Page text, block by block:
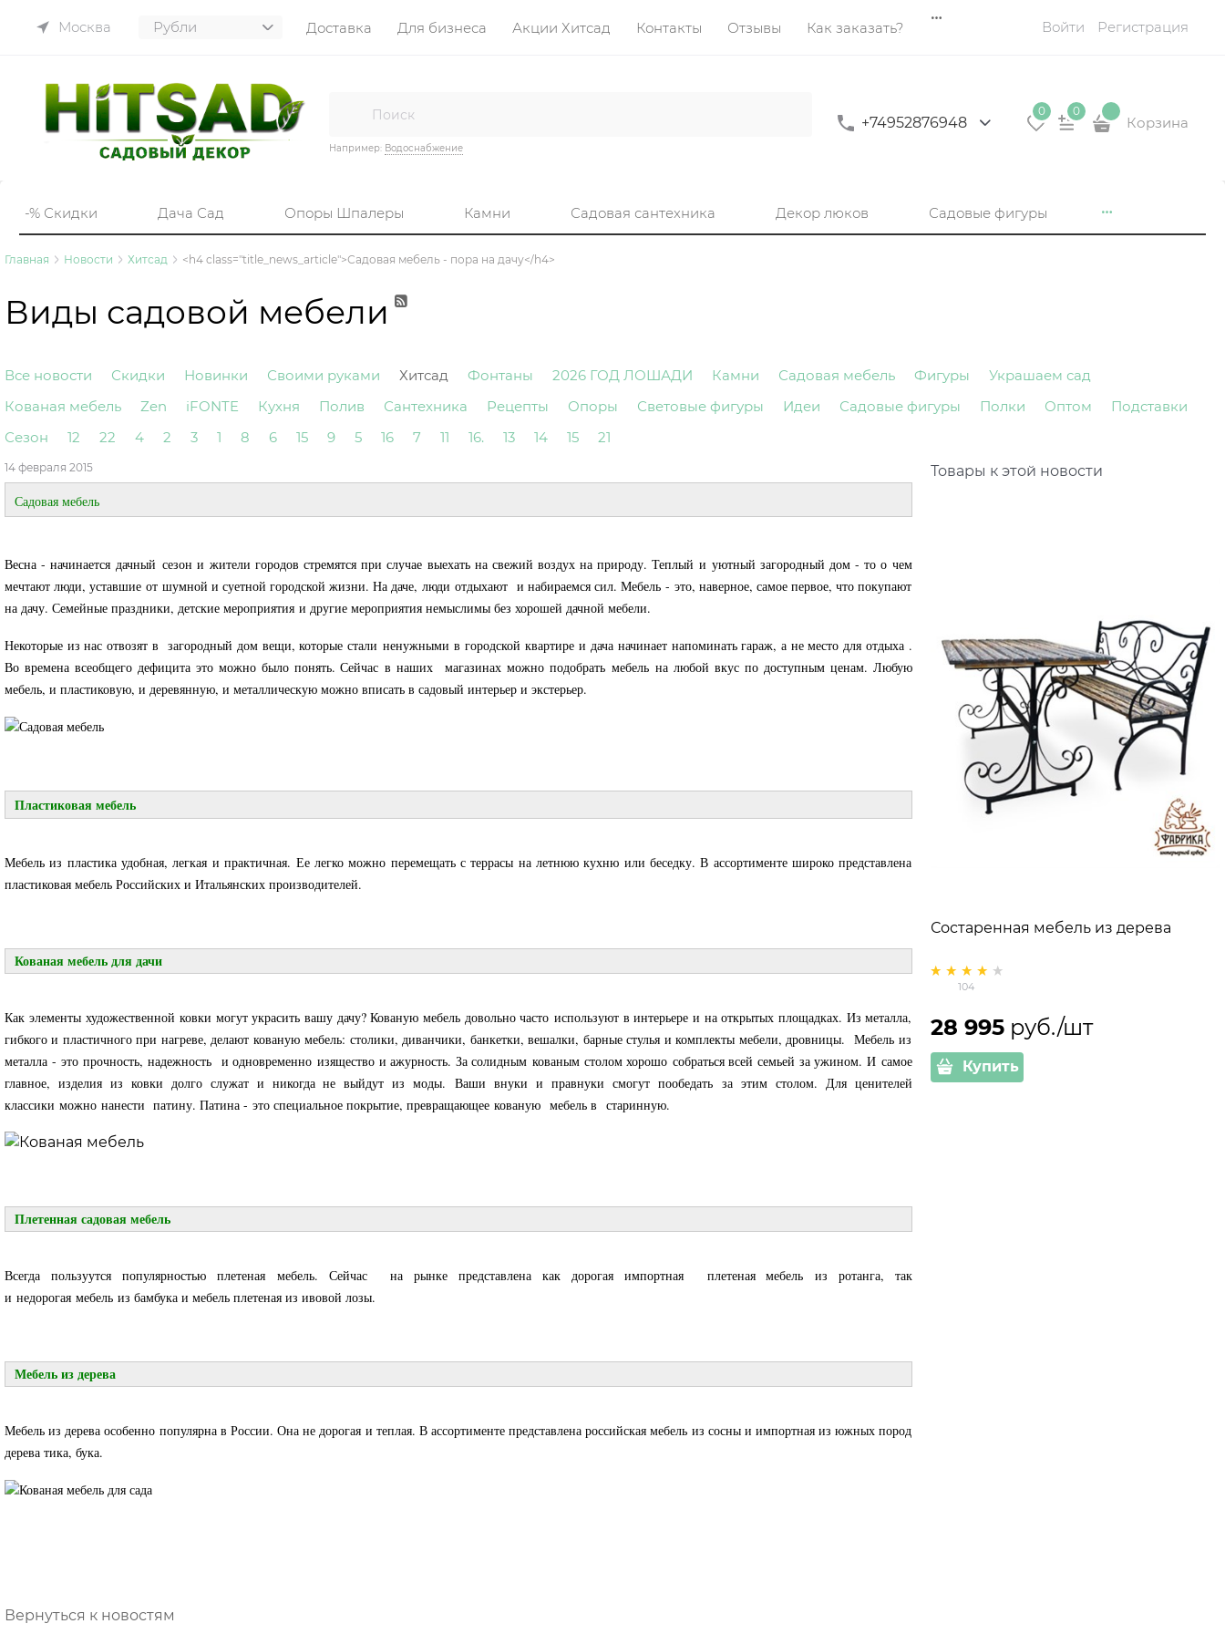
Москва Доставка Для бизнеса Акции Хитсад Контакты Отзывы Как заказать? Войти Регистрация
Например: Водоснабжение
+74952876948
0 0
Корзина
-% Скидки Дача Сад Опоры Шпалеры Камни Садовая сантехника Декор люков Садовые фигуры
Главная Новости Хитсад <h4 class="title_news_article">Садовая мебель - пора на дачу</h4>
Виды садовой мебели
Все новости Скидки Новинки Своими руками Хитсад Фонтаны 2026 ГОД ЛОШАДИ Камни Садовая мебель Фигуры
Украшаем сад
Кованая мебель
Zen iFONTE Кухня Полив Сантехника Рецепты Опоры Световые фигуры Идеи Садовые фигуры Полки Оптом
Подставки
Сезон
12 22 4 2 3 1 8 6 15 9 5 16 7 11 16. 13 14 15 21
14 февраля 2015
Садовая мебель
Весна - начинается дачный сезон и жители городов стремятся при случае выехать на свежий воздух на природу. Теплый и уютный загородный дом - то о чем
мечтают люди, уставшие от шумной и суетной городской жизни. На даче, люди отдыхают и набираемся сил. Мебель - это, наверное, самое первое, что покупают
на дачу. Семейные праздники, детские мероприятия и другие мероприятия немыслимы без хорошей дачной мебели.
Некоторые из нас отвозят в загородный дом вещи, которые стали ненужными в городской квартире и дача начинает напоминать гараж, а не место для отдыха .
Во времена всеобщего дефицита это можно было понять. Сейчас в наших магазинах можно подобрать мебель на любой вкус по доступным ценам. Любую
мебель, и пластиковую, и деревянную, и металлическую можно вписать в садовый интерьер и экстерьер.
Пластиковая мебель
Мебель из пластика удобная, легкая и практичная. Ее легко можно перемещать с террасы на летнюю кухню или беседку. В ассортименте широко представлена
пластиковая мебель Российских и Итальянских производителей.
Кованая мебель для дачи
Как элементы художественной ковки могут украсить вашу дачу? Кованую мебель довольно часто используют в интерьере и на открытых площадках. Из металла,
гибкого и пластичного при нагреве, делают кованую мебель: столики, диванчики, банкетки, вешалки, барные стулья и комплекты мебели, дровницы. Мебель из
металла - это прочность, надежность и одновременно изящество и ажурность. За солидным кованым столом хорошо собраться всей семьей за ужином. И самое
главное, изделия из ковки долго служат и никогда не выйдут из моды. Ваши внуки и правнуки смогут пообедать за этим столом. Для ценителей
классики можно нанести патину. Патина - это специальное покрытие, превращающее кованую мебель в старинную.
Плетенная садовая мебель
Всегда пользуутся популярностью плетеная мебель. Сейчас на рынке представлена как дорогая импортная плетеная мебель из ротанга, так
и недорогая мебель из бамбука и мебель плетеная из ивовой лозы.
Мебель из дерева
Мебель из дерева особенно популярна в России. Она не дорогая и теплая. В ассортименте представлена российская мебель из сосны и импортная из южных пород
дерева тика, бука.
Вернуться к новостям
Товары к этой новости
Состаренная мебель из дерева
104
28 995 руб./шт
Купить